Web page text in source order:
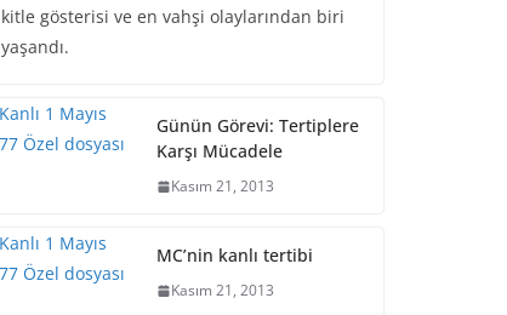
kitle gösterisi ve en vahşi olaylarından biri
yaşandı.
Günün Görevi: Tertiplere
Karşı Mücadele
Kasım 21, 2013
MC’nin kanlı tertibi
Kasım 21, 2013